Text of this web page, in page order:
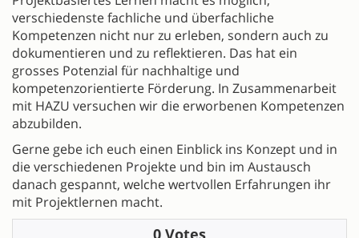
verschiedenste fachliche und überfachliche
Kompetenzen nicht nur zu erleben, sondern auch zu
dokumentieren und zu reflektieren. Das hat ein
grosses Potenzial für nachhaltige und
kompetenzorientierte Förderung. In Zusammenarbeit
mit HAZU versuchen wir die erworbenen Kompetenzen
abzubilden.
Gerne gebe ich euch einen Einblick ins Konzept und in
die verschiedenen Projekte und bin im Austausch
danach gespannt, welche wertvollen Erfahrungen ihr
mit Projektlernen macht.
0 Votes